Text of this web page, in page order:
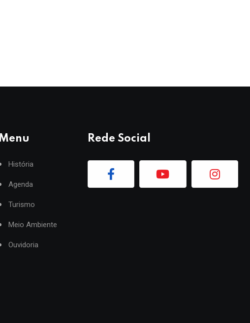
História
Agenda
Turismo
Meio Ambiente
Ouvidoria
Rede Social